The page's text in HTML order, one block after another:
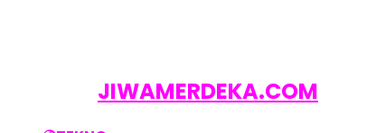
JIWAMERDEKA.COM